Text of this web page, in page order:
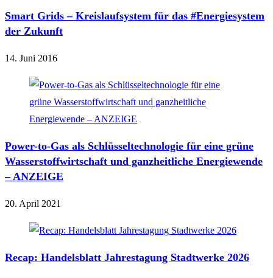
Smart Grids – Kreislaufsystem für das #Energiesystem
der Zukunft
14. Juni 2016
Power-to-Gas als Schlüsseltechnologie für eine grüne
Wasserstoffwirtschaft und ganzheitliche Energiewende
– ANZEIGE
20. April 2021
Recap: Handelsblatt Jahrestagung Stadtwerke 2026